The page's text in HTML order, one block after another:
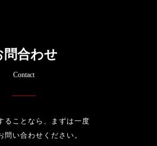
問合わせ
Contact
ることなら、まずは一度
問い合わせください。